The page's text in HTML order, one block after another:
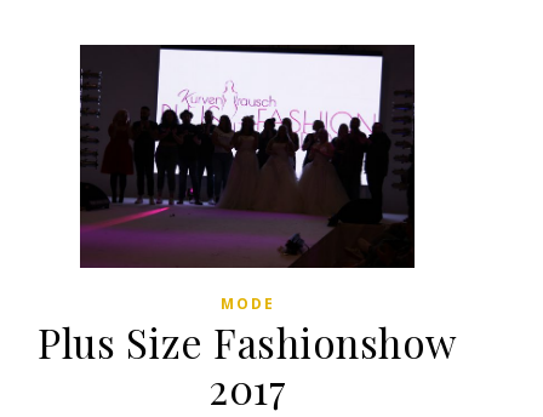
MODE
Plus Size Fashionshow
2017